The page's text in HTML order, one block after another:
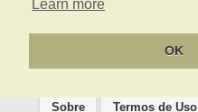
Learn more
OK
Sobre Termos de Uso